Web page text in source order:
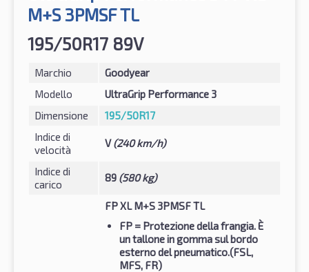
M+S 3PMSF TL
195/50R17 89V
Marchio
Goodyear
Modello
UltraGrip Performance 3
Dimensione
195/50R17
Indice di
velocità
V(240 km/h)
Indice di
carico
89 (580 kg)
FP XL M+S 3PMSF TL
FP = Protezione della frangia. È
un tallone in gomma sul bordo
esterno del pneumatico.(FSL,
MFS, FR)